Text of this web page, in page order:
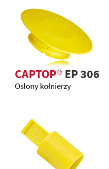
CAPTOP®EP 306
Osłony kołnierzy